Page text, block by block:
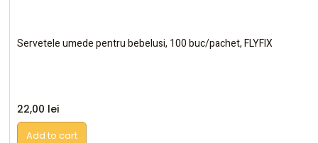
Servetele umede pentru bebelusi, 100 buc/pachet, FLYFIX
22,00 lei
Add to cart